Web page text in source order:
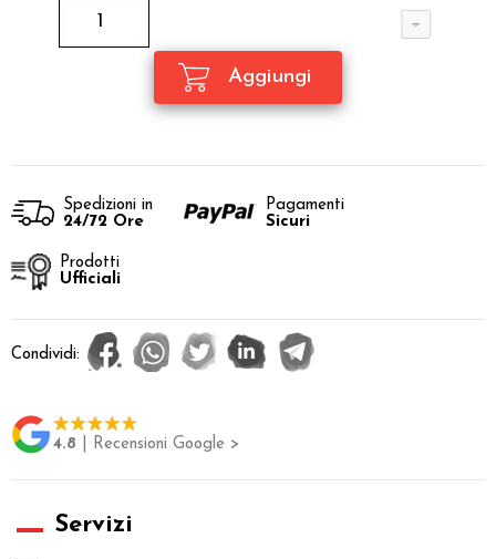
Spedizioni in
24/72 Ore
Pagamenti
Sicuri
Prodotti
Ufficiali
Condividi:
4.8 | Recensioni Google >
Servizi